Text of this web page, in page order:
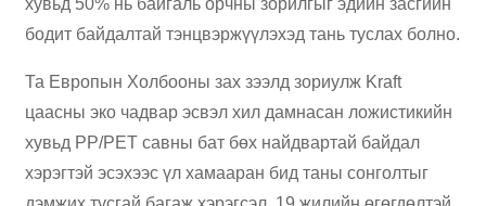
хувьд 50% нь байгаль орчны зорилгыг эдийн засгийн
бодит байдалтай тэнцвэржүүлэхэд тань туслах болно.
Та Европын Холбооны зах зээлд зориулж Kraft
цаасны эко чадвар эсвэл хил дамнасан ложистикийн
хувьд PP/PET савны бат бөх найдвартай байдал
хэрэгтэй эсэхээс үл хамааран бид таны сонголтыг